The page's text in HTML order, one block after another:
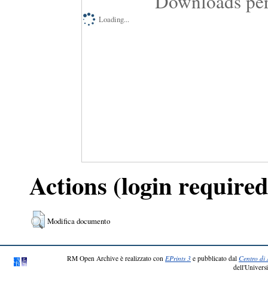
Loading...
Actions (login
Modifica documento
RM Open Archive è realizzato con EPrints 3 e pubblicato dal Centro di